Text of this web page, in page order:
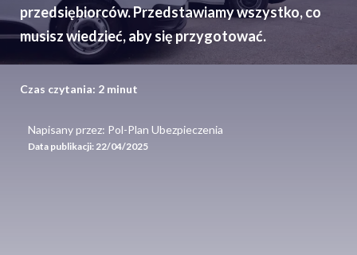
przedsiębiorców. Przedstawiamy wszystko, co
musisz wiedzieć, aby się przygotować.
Czas czytania: 2 minut
Napisany przez: Pol-Plan Ubezpieczenia
Data publikacji: 22/04/2025